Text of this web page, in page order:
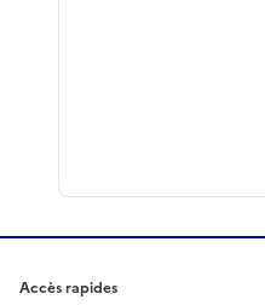
Accès rapides